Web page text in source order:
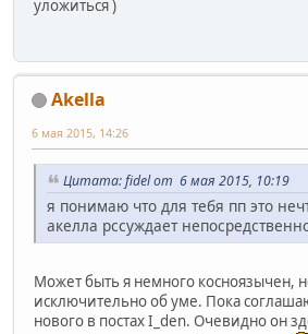
уложиться )
Akella
6 мая 2015, 14:26
Цитата: fidel от 6 мая 2015, 10:19
я понимаю что для тебя пп это
акелла рссуждает
Может быть я немного косноязычен,
исключительно об уме. Пока
нового в постах I_den. Очевидно он